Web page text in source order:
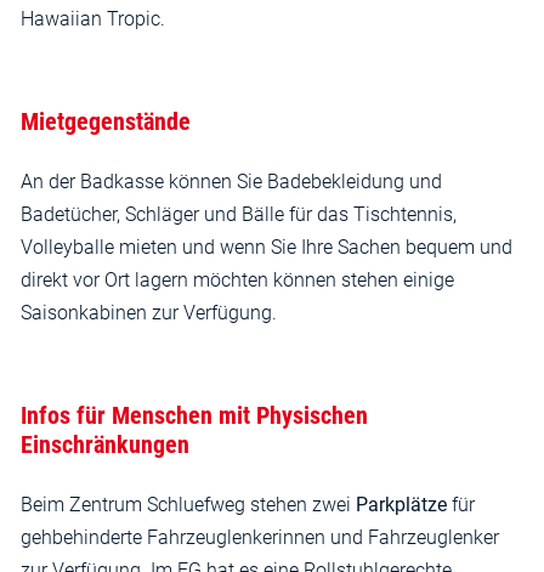
Hawaiian Tropic.
Mietgegenstände
An der Badkasse können Sie Badebekleidung und
Badetücher, Schläger und Bälle für das Tischtennis,
Volleyballe mieten und wenn Sie Ihre Sachen bequem und
direkt vor Ort lagern möchten können stehen einige
Saisonkabinen zur Verfügung.
Infos für Menschen mit Physischen
Einschränkungen
Beim Zentrum Schluefweg stehen zwei Parkplätze für
gehbehinderte Fahrzeuglenkerinnen und Fahrzeuglenker